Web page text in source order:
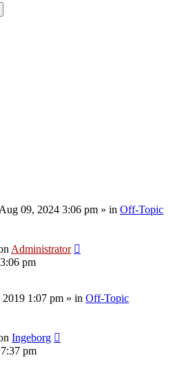
09, 2024 3:06 pm » in Off-Topic
Administrator
pm
1:07 pm » in Off-Topic
Ingeborg
pm